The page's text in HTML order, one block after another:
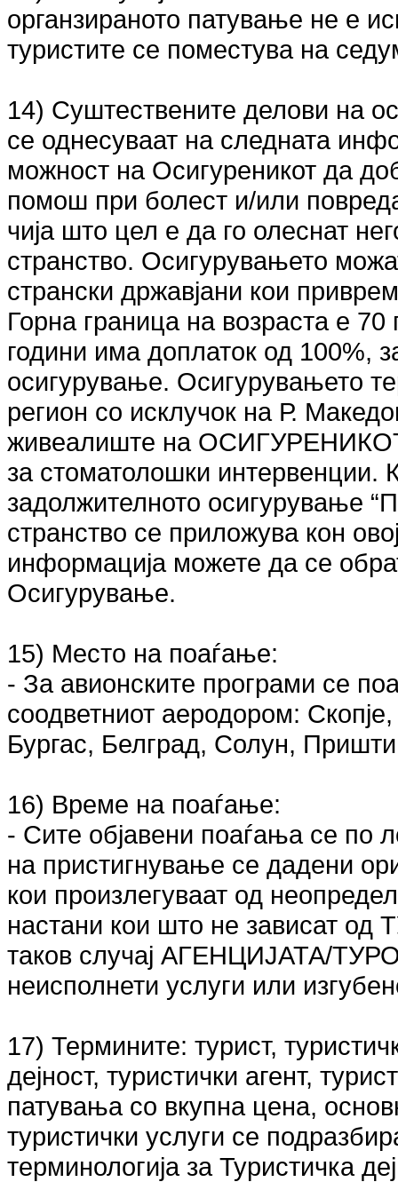
органзираното патување не е
туристите се поместува на
14) Суштествените делови на
се однесуваат на следната
можност на Осигуреникот да
помош при болест и/или
чија што цел е да го олеснат
странство. Осигурувањето
странски државјани кои
Горна граница на возраста е
години има доплаток од 100%,
осигурување. Осигурувањето
регион со исклучок на Р.
живеалиште на
за стоматолошки интервенции.
задолжителното осигурување
странство се приложува кон
информација можете да се
Осигурување.
15) Место на поаѓање:
- За авионските програми се
соодветниот аеродором:
Бургас, Белград, Солун,
16) Време на поаѓање:
- Сите објавени поаѓања се по
на пристигнување се дадени
кои произлегуваат од
настани кои што не зависат
таков случај АГЕНЦИЈАТА/
неисполнети услуги или
17) Термините: турист,
дејност, туристички агент,
патувања со вкупна цена,
туристички услуги се
терминологија за Туристичка